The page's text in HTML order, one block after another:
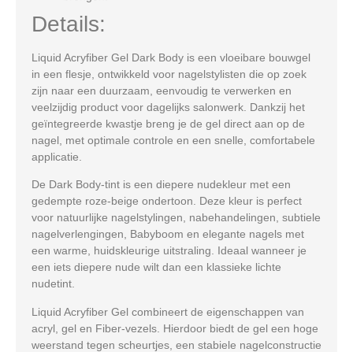
Details:
Liquid Acryfiber Gel Dark Body is een vloeibare bouwgel
in een flesje, ontwikkeld voor nagelstylisten die op zoek
zijn naar een duurzaam, eenvoudig te verwerken en
veelzijdig product voor dagelijks salonwerk. Dankzij het
geïntegreerde kwastje breng je de gel direct aan op de
nagel, met optimale controle en een snelle, comfortabele
applicatie.
De Dark Body-tint is een diepere nudekleur met een
gedempte roze-beige ondertoon. Deze kleur is perfect
voor natuurlijke nagelstylingen, nabehandelingen, subtiele
nagelverlengingen, Babyboom en elegante nagels met
een warme, huidskleurige uitstraling. Ideaal wanneer je
een iets diepere nude wilt dan een klassieke lichte
nudetint.
Liquid Acryfiber Gel combineert de eigenschappen van
acryl, gel en Fiber-vezels. Hierdoor biedt de gel een hoge
weerstand tegen scheurtjes, een stabiele nagelconstructie